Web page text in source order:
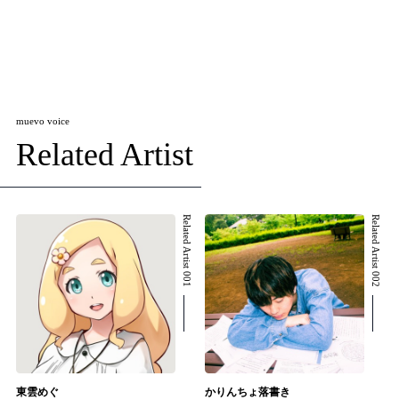
muevo voice
Related Artist
Related Artist 001
東雲めぐ
Related Artist 002
かりんちょ落書き